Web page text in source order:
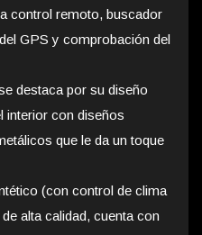
control remoto, buscador
GPS y comprobación del
destaca por su diseño
interior con diseños
que le da un toque
(con control de clima
alta calidad, cuenta con